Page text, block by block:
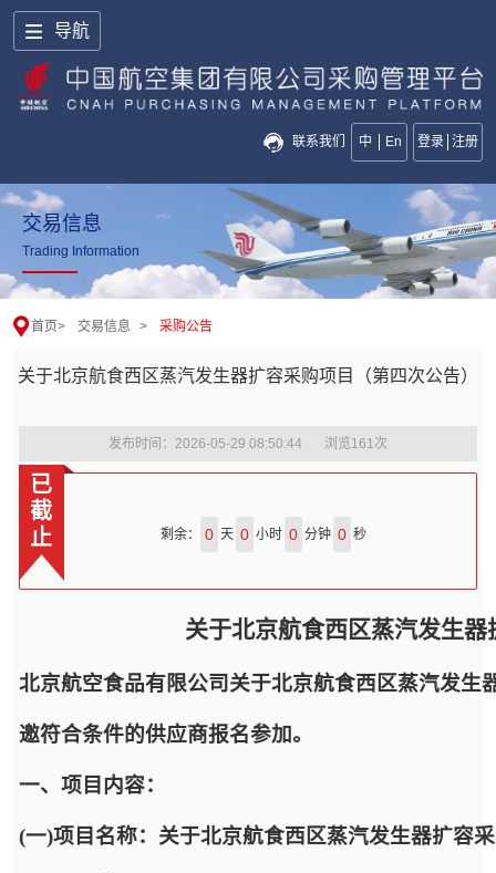
导航
联系我们 中 En 登录 注册
交易信息
Trading Information
首页> 交易信息 > 采购公告
关于北京航食西区蒸汽发生器扩容采购项目（第四次公告）
发布时间：2026-05-29 08:50:44 浏览161 次
已
截
止
剩余： 0 天 0 小时 0 分钟 0 秒
关于北京航食西区蒸汽发生
北京航空食品有限公司关于北京航食西区蒸汽发
邀符合条件的供应商报名参加。
一、项目内容：
(一)项目名称：关于北京航食西区蒸汽发生器扩容